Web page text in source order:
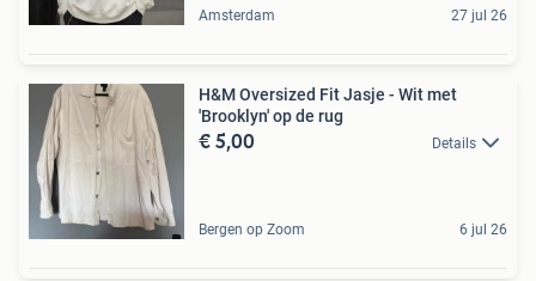
Amsterdam 27 jul 26
H&M Oversized Fit Jasje - Wit met
'Brooklyn' op de rug
€ 5,00 Details
Bergen op Zoom 6 jul 26